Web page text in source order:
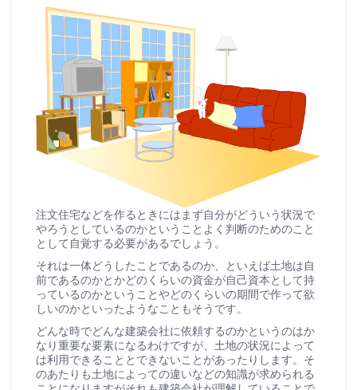
注文住宅などを作るときにはまず自分がどういう状況で
やろうとしているのかということよく判断のためのこと
として自覚する必要があるでしょう。
それは一体どうしたことであるのか、といえば土地は自
前であるのかとかどのくらいの資金が自己資本として持
っているのかということやどのくらいの期間で作って欲
しいのかといったようなこともそうです。
どんな時でどんな建築会社に依頼するのかというのはか
なり重要な要素になるわけですが、土地の状況によって
は利用できることとできないことがあったりします。そ
のあたりも土地によっての違いなどの知識が求められる